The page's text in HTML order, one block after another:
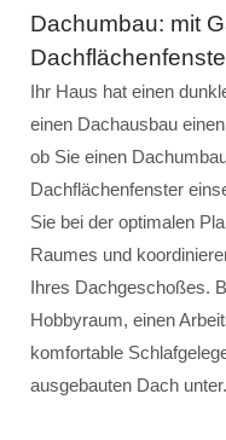
Dachumbau: mit
Ihr Haus hat einen
einen Dachausbau
ob Sie einen
Dachflächenfenster
Sie bei der optimalen
Raumes und
Ihres Dachgeschoßes.
Hobbyraum, einen
komfortable
ausgebauten Dach